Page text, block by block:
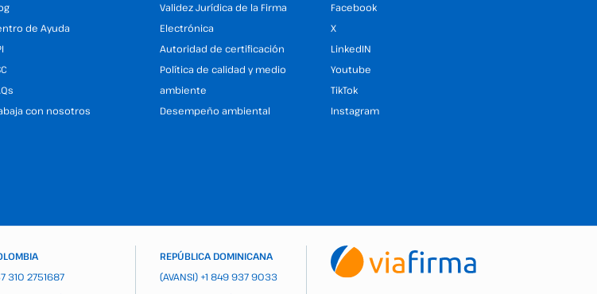
de Ayuda
con nosotros
Validez Jurídica de la Firma
Electrónica
Autoridad de certificación
Política de calidad y medio
ambiente
Desempeño ambiental
Facebook
X
LinkedIN
Youtube
TikTok
Instagram
310 2751687
REPÚBLICA DOMINICANA
(AVANSI) +1 849 937 9033